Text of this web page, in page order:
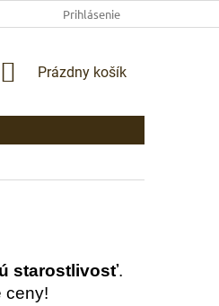
NAKUPOVAŤ PLATBA
Prihlásenie
NÁKUPNÝ
Prázdny košík
starostlivosť.
ceny!